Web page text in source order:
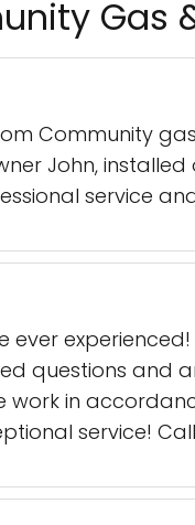
Gas
Community
John,
service
ever
questions and
work in
service!